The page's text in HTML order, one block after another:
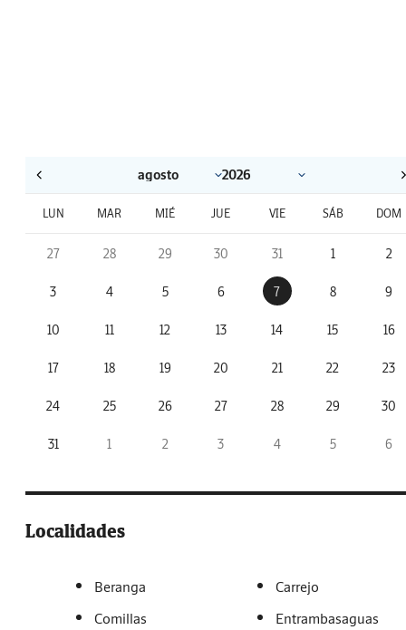
LUN MAR MIÉ JUE VIE SÁB DOM
27 28 29 30 31 1 2
3 4 5 6 7 8 9
10 11 12 13 14 15 16
17 18 19 20 21 22 23
24 25 26 27 28 29 30
31 1 2 3 4 5 6
Localidades
Beranga
Carrejo
Comillas
Entrambasaguas